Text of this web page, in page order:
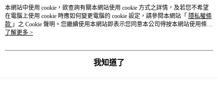
本網站中使用 cookie，欲查詢有關本網站使用 cookie 方式之詳情，及若您不希望
在電腦上使用 cookie 時應如何變更電腦的 cookie 設定，請參閱本網站「 隱私權條
款 」之 Cookie 聲明。您繼續使用本網站即表示您同意本公司得按本網站使用條款
之 Cookie 聲明使用 cookie。
了解更多 >
我知道了